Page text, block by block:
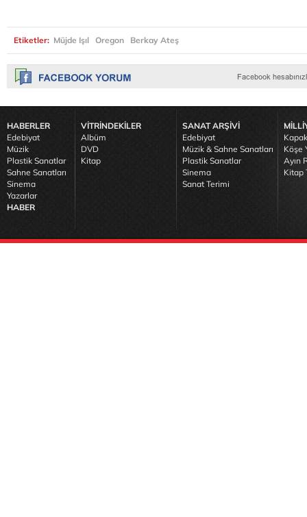
Etiketler: Müjde Işıl Oregon Berkay Ateş
HABERLER
Edebiyat
Müzik
Plastik Sanatlar
Sahne Sanatları
Sinema
Yazarlar
HABER
VİTRİNDEKİLER
Albüm
DVD
Kitap
SANAT ARŞİVİ
Edebiyat
Müzik & Sahne Sanatları
Plastik Sanatlar
Sinema
Sanat Terimi
Köşe
Ayın
Kitap